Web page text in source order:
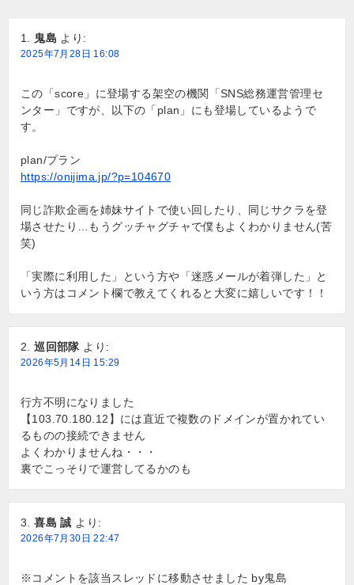
ョ鬼島 より:
2025年7月28日 16:08
この「score」に登場する架空の機関「SNS総務運営管理セ
ンター」ですが、以下の「plan」にも登場しているようで
す。
plan/プラン
https://onijima.jp/?p=104670
同じ詐欺企画を姉妹サイトで使い回したり、同じサクラを登
場させたり…もうグッチャグチャで僕もよくわかりません(苦
笑)
「実際に利用した」という方や「迷惑メールが着弾した」と
いう方はコメント欄で教えてくれると大変に嬉しいです！！
巡回部隊 より:
2026年5月14日 15:29
行方不明になりました
【103.70.180.12】には直近で複数のドメインが置かれてい
るものの接続できません
よくわかりませんね・・・
裏でこっそりで運営してるかのも
喜島 誠 より:
2026年7月30日 22:47
※コメントを該当スレッドに移動させました by鬼島